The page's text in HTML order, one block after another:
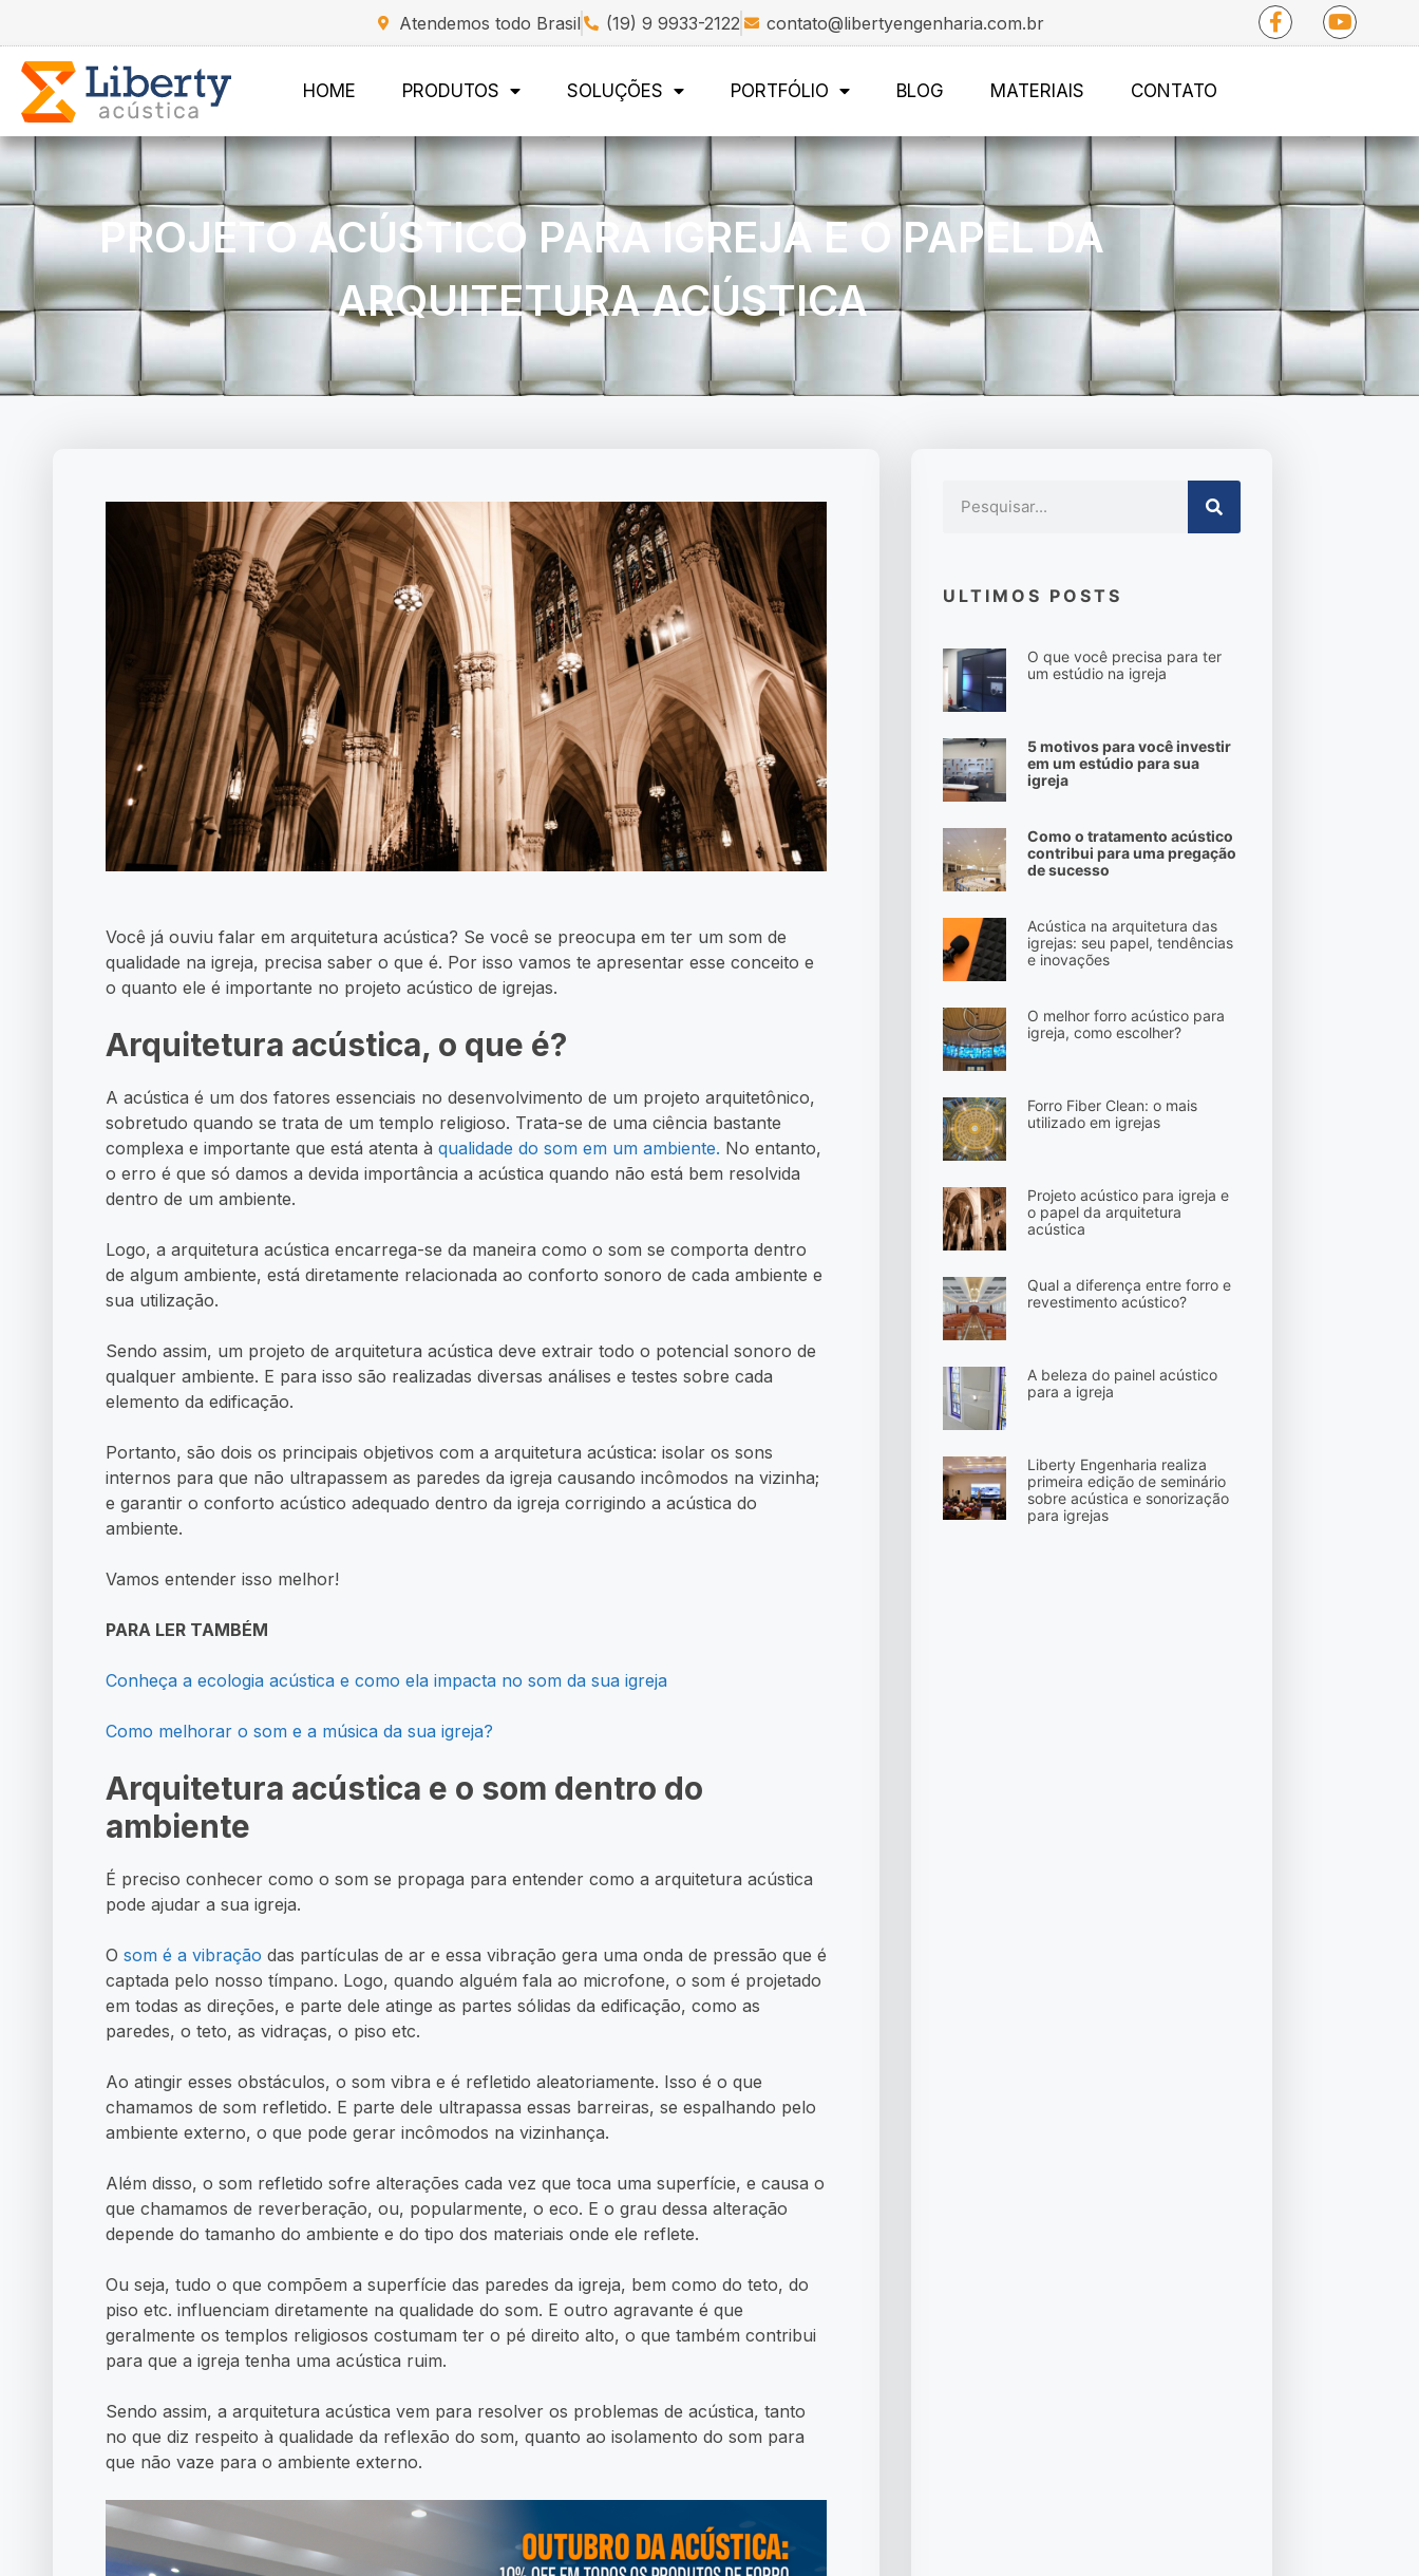
Atendemos todo Brasil (19) 9 9933-2122 contato@libertyengenharia.com.br
HOME PRODUTOS SOLUÇÕES PORTFÓLIO BLOG MATERIAIS CONTATO
PROJETO ACÚSTICO PARA IGREJA E O PAPEL DA
ARQUITETURA ACÚSTICA
Você já ouviu falar em arquitetura acústica? Se você se preocupa em ter um som de
qualidade na igreja, precisa saber o que é. Por isso vamos te apresentar esse conceito e
o quanto ele é importante no projeto acústico de igrejas.
Arquitetura acústica, o que é?
A acústica é um dos fatores essenciais no desenvolvimento de um projeto arquitetônico,
sobretudo quando se trata de um templo religioso. Trata-se de uma ciência bastante
complexa e importante que está atenta à qualidade do som em um ambiente. No entanto,
o erro é que só damos a devida importância a acústica quando não está bem resolvida
dentro de um ambiente.
Logo, a arquitetura acústica encarrega-se da maneira como o som se comporta dentro
de algum ambiente, está diretamente relacionada ao conforto sonoro de cada ambiente e
sua utilização.
Sendo assim, um projeto de arquitetura acústica deve extrair todo o potencial sonoro de
qualquer ambiente. E para isso são realizadas diversas análises e testes sobre cada
elemento da edificação.
Portanto, são dois os principais objetivos com a arquitetura acústica: isolar os sons
internos para que não ultrapassem as paredes da igreja causando incômodos na vizinha;
e garantir o conforto acústico adequado dentro da igreja corrigindo a acústica do
ambiente.
Vamos entender isso melhor!
PARA LER TAMBÉM
Conheça a ecologia acústica e como ela impacta no som da sua igreja
Como melhorar o som e a música da sua igreja?
Arquitetura acústica e o som dentro do
ambiente
É preciso conhecer como o som se propaga para entender como a arquitetura acústica
pode ajudar a sua igreja.
O som é a vibração das partículas de ar e essa vibração gera uma onda de pressão que é
captada pelo nosso tímpano. Logo, quando alguém fala ao microfone, o som é projetado
em todas as direções, e parte dele atinge as partes sólidas da edificação, como as
paredes, o teto, as vidraças, o piso etc.
Ao atingir esses obstáculos, o som vibra e é refletido aleatoriamente. Isso é o que
chamamos de som refletido. E parte dele ultrapassa essas barreiras, se espalhando pelo
ambiente externo, o que pode gerar incômodos na vizinhança.
Além disso, o som refletido sofre alterações cada vez que toca uma superfície, e causa o
que chamamos de reverberação, ou, popularmente, o eco. E o grau dessa alteração
depende do tamanho do ambiente e do tipo dos materiais onde ele reflete.
Ou seja, tudo o que compõem a superfície das paredes da igreja, bem como do teto, do
piso etc. influenciam diretamente na qualidade do som. E outro agravante é que
geralmente os templos religiosos costumam ter o pé direito alto, o que também contribui
para que a igreja tenha uma acústica ruim.
Sendo assim, a arquitetura acústica vem para resolver os problemas de acústica, tanto
no que diz respeito à qualidade da reflexão do som, quanto ao isolamento do som para
que não vaze para o ambiente externo.
ULTIMOS POSTS
O que você precisa para ter
um estúdio na igreja
5 motivos para você investir
em um estúdio para sua
igreja
Como o tratamento acústico
contribui para uma pregação
de sucesso
Acústica na arquitetura das
igrejas: seu papel, tendências
e inovações
O melhor forro acústico para
igreja, como escolher?
Forro Fiber Clean: o mais
utilizado em igrejas
Projeto acústico para igreja e
o papel da arquitetura
acústica
Qual a diferença entre forro e
revestimento acústico?
A beleza do painel acústico
para a igreja
Liberty Engenharia realiza
primeira edição de seminário
sobre acústica e sonorização
para igrejas